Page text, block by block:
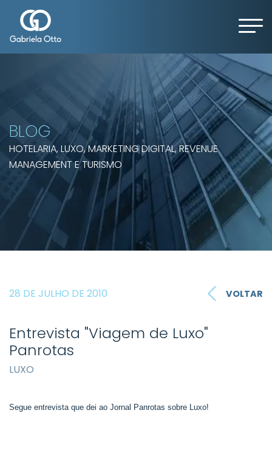
BLOG
HOTELARIA, LUXO, MARKETING DIGITAL, REVENUE
MANAGEMENT E TURISMO
28 DE JULHO DE 2010 VOLTAR
Entrevista "Viagem de Luxo"
Panrotas
LUXO
Segue entrevista que dei ao Jornal Panrotas sobre Luxo!